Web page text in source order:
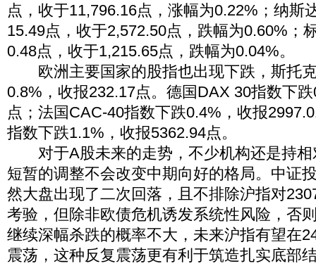
点，收于11,796.16点，涨幅为0.22%；纳斯
15.49点，收于2,572.50点，跌幅为0.60%；
0.48点，收于1,215.65点，跌幅为0.04%。
欧洲主要国家的股指也出现下跌，斯托
0.8%，收报232.17点。德国DAX 30指数下
点；法国CAC-40指数下跌0.4%，收报
指数下跌1.1%，收报5362.94点。
对于A股未来的走势，不少机构还是持相
短暂的调整不会改变中期向好的格局。中证
然大盘出现了二次回落，且不排除沪指对
考验，但除非欧债危机诱发系统性风险，否
继续深幅杀跌的概率不大，未来沪指有望在
震荡，这种反复震荡更有利于筑造扎实底部